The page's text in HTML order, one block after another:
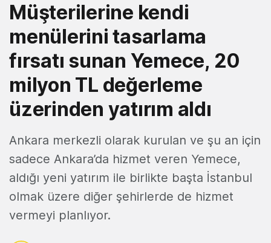
Müşterilerine kendi
menülerini tasarlama
fırsatı sunan Yemece, 20
milyon TL değerleme
üzerinden yatırım aldı
Ankara merkezli olarak kurulan ve şu an için
sadece Ankara’da hizmet veren Yemece,
aldığı yeni yatırım ile birlikte başta İstanbul
olmak üzere diğer şehirlerde de hizmet
vermeyi planlıyor.